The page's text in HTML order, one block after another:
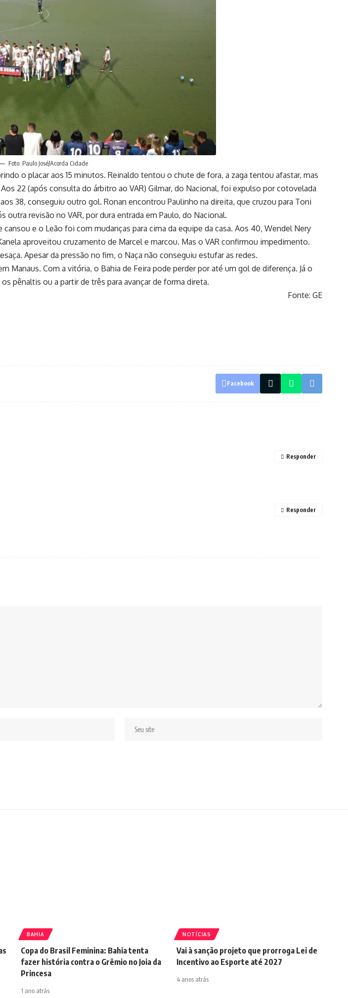
Foto: Paulo José/Acorda Cidade
o placar aos 15 minutos. Reinaldo tentou o chute de fora, a zaga tentou afastar, mas
22 (após consulta do árbitro ao VAR) Gilmar, do Nacional, foi expulso por cotovelada
38, conseguiu outro gol. Ronan encontrou Paulinho na direita, que cruzou para Toni
revisão no VAR, por dura entrada em Paulo, do Nacional.
e o Leão foi com mudanças para cima da equipe da casa. Aos 40, Wendel Nery
aproveitou cruzamento de Marcel e marcou. Mas o VAR confirmou impedimento.
Apesar da pressão no fim, o Naça não conseguiu estufar as redes.
Manaus. Com a vitória, o Bahia de Feira pode perder por até um gol de diferença. Já o
pênaltis ou a partir de três para avançar de forma direta.
Fonte: GE
Facebook
Responder
Responder
BAHIA
Copa do Brasil Feminina: Bahia tenta
fazer história contra o Grêmio no Joia da
Princesa
1 ano atrás
NOTÍCIAS
Vai à sanção projeto que prorroga Lei de
Incentivo ao Esporte até 2027
4 anos atrás